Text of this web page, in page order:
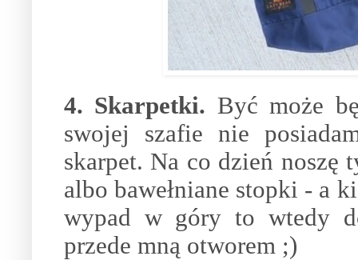
4. Skarpetki. Być może
swojej szafie nie
skarpet. Na co dzień
albo bawełniane stopki - a
wypad w góry to wtedy
przede mną otworem ;)